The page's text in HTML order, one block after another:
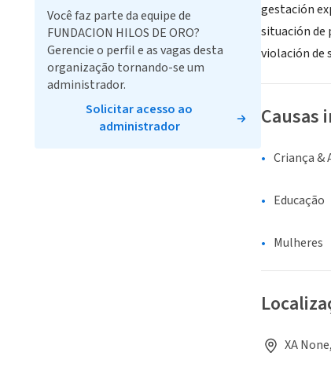
gestación
situación de
violación de
Causas
Criança &
Educação
Mulheres
XA
Você faz parte da equipe de
FUNDACION HILOS DE ORO?
Gerencie o perfil e as vagas desta
organização tornando-se um
administrador.
Solicitar acesso ao
administrador